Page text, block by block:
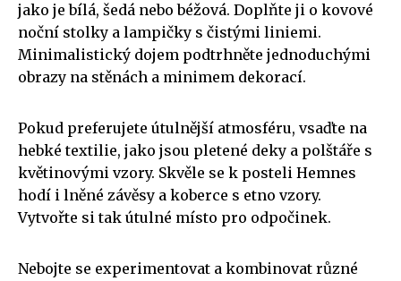
jako je bílá, šedá nebo béžová. Doplňte ji o kovové
noční stolky a lampičky s čistými liniemi.
Minimalistický dojem podtrhněte jednoduchými
obrazy na stěnách a minimem dekorací.
Pokud preferujete útulnější atmosféru, vsaďte na
hebké textilie, jako jsou pletené deky a polštáře s
květinovými vzory. Skvěle se k posteli Hemnes
hodí i lněné závěsy a koberce s etno vzory.
Vytvořte si tak útulné místo pro odpočinek.
Nebojte se experimentovat a kombinovat různé